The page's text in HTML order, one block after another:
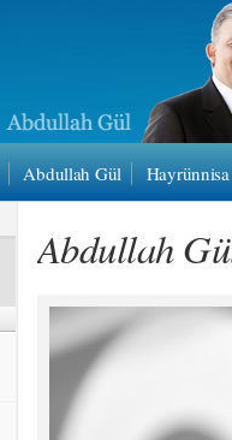
Abdullah Gül
Abdullah